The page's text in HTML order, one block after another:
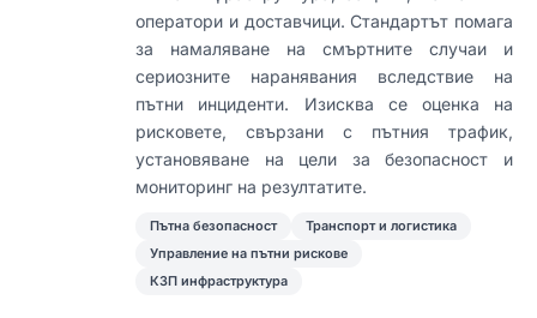
оператори и доставчици. Стандартът помага
за намаляване на смъртните случаи и
сериозните наранявания вследствие на
пътни инциденти. Изисква се оценка на
рисковете, свързани с пътния трафик,
установяване на цели за безопасност и
мониторинг на резултатите.
Пътна безопасност
Транспорт и логистика
Управление на пътни рискове
КЗП инфраструктура